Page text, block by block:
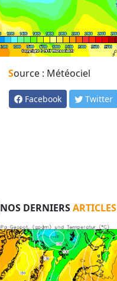
Source : Météociel
Facebook Twitter
NOS DERNIERSARTICLES